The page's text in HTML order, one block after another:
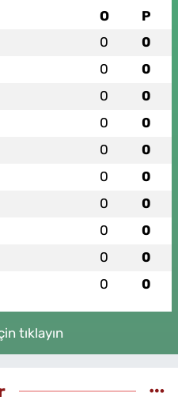
O P
0 0
0 0
0 0
0 0
0 0
0 0
0 0
0 0
0 0
0 0
tıklayın